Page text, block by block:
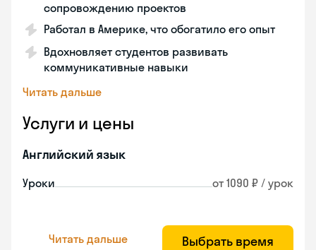
сопровождению проектов
Работал в Америке, что обогатило его опыт
Вдохновляет студентов развивать
коммуникативные навыки
Читать дальше
Услуги и цены
Английский язык
Уроки от 1090 ₽ / урок
Читать дальше Выбрать время